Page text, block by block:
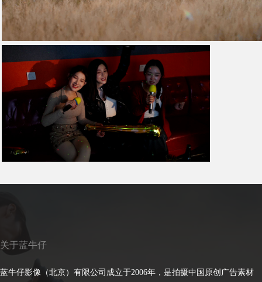
关于蓝牛仔
蓝牛仔影像（北京）有限公司成立于2006年，是拍摄中国原创广告素材